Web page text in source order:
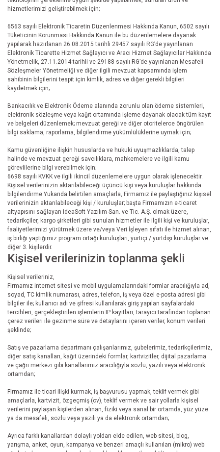
hizmetlerimizi geliştirebilmek için;
6563 sayılı Elektronik Ticaretin Düzenlenmesi Hakkında Kanun, 6502 sayılı
Tüketicinin Korunması Hakkında Kanun ile bu düzenlemelere dayanak
yapılarak hazırlanan 26.08.2015 tarihli 29457 sayılı RG’de yayınlanan
Elektronik Ticarette Hizmet Sağlayıcı ve Aracı Hizmet Sağlayıcılar Hakkında
Yönetmelik, 27.11.2014 tarihli ve 29188 sayılı RG’de yayınlanan Mesafeli
Sözleşmeler Yönetmeliği ve diğer ilgili mevzuat kapsamında işlem
sahibinin bilgilerini tespit için kimlik, adres ve diğer gerekli bilgileri
kaydetmek için;
Bankacılık ve Elektronik Ödeme alanında zorunlu olan ödeme sistemleri,
elektronik sözleşme veya kağıt ortamında işleme dayanak olacak tüm kayıt
ve belgeleri düzenlemek; mevzuat gereği ve diğer otoritelerce öngörülen
bilgi saklama, raporlama, bilgilendirme yükümlülüklerine uymak için;
Kamu güvenliğine ilişkin hususlarda ve hukuki uyuşmazlıklarda, talep
halinde ve mevzuat gereği savcılıklara, mahkemelere ve ilgili kamu
görevlilerine bilgi verebilmek için;
6698 sayılı KVKK ve ilgili ikincil düzenlemelere uygun olarak işlenecektir.
Kişisel verilerinizin aktarılabileceği üçüncü kişi veya kuruluşlar hakkında
bilgilendirme Yukarıda belirtilen amaçlarla, Firmamız ile paylaştığınız kişisel
verilerinizin aktarılabileceği kişi / kuruluşlar; başta Firmamızın e-ticaret
altyapısını sağlayan IdeaSoft Yazılım San. ve Tic. A.Ş. olmak üzere,
tedarikçiler, kargo şirketleri gibi sunulan hizmetler ile ilgili kişi ve kuruluşlar,
faaliyetlerimizi yürütmek üzere ve/veya Veri İşleyen sıfatı ile hizmet alınan,
iş birliği yaptığımız program ortağı kuruluşları, yurtiçi / yurtdışı kuruluşlar ve
diğer 3. kişilerdir.
Kişisel verilerinizin toplanma şekli
Kişisel verileriniz,
Firmamız internet sitesi ve mobil uygulamalarındaki formlar aracılığıyla ad,
soyad, TC kimlik numarası, adres, telefon, iş veya özel e-posta adresi gibi
bilgiler ile; kullanıcı adı ve şifresi kullanılarak giriş yapılan sayfalardaki
tercihleri, gerçekleştirilen işlemlerin IP kayıtları, tarayıcı tarafından toplanan
çerez verileri ile gezinme süre ve detaylarını içeren veriler, konum verileri
şeklinde;
Satış ve pazarlama departmanı çalışanlarımız, şubelerimiz, tedarikçilerimiz,
diğer satış kanalları, kağıt üzerindeki formlar, kartvizitler, dijital pazarlama
ve çağrı merkezi gibi kanallarımız aracılığıyla sözlü, yazılı veya elektronik
ortamdan;
Firmamız ile ticari ilişki kurmak, iş başvurusu yapmak, teklif vermek gibi
amaçlarla, kartvizit, özgeçmiş (cv), teklif vermek ve sair yollarla kişisel
verilerini paylaşan kişilerden alınan, fiziki veya sanal bir ortamda, yüz yüze
ya da mesafeli, sözlü veya yazılı ya da elektronik ortamdan;
Ayrıca farklı kanallardan dolaylı yoldan elde edilen, web sitesi, blog,
yarışma, anket, oyun, kampanya ve benzeri amaçlı kullanılan (mikro) web